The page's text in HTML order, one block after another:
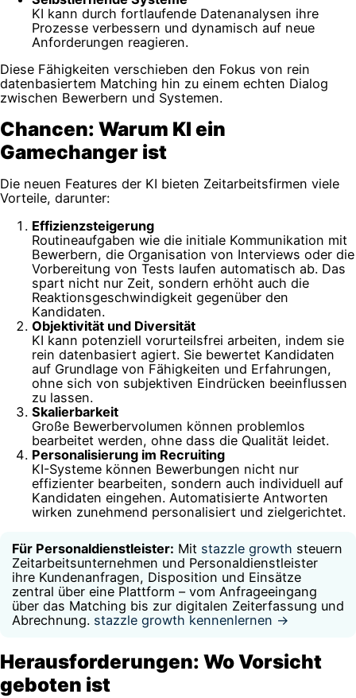
KI kann durch fortlaufende Datenanalysen ihre
Prozesse verbessern und dynamisch auf neue
Anforderungen reagieren.
Diese Fähigkeiten verschieben den Fokus von rein
datenbasiertem Matching hin zu einem echten Dialog
zwischen Bewerbern und Systemen.
Chancen: Warum KI ein
Gamechanger ist
Die neuen Features der KI bieten Zeitarbeitsfirmen viele
Vorteile, darunter:
Effizienzsteigerung
Routineaufgaben wie die initiale Kommunikation mit
Bewerbern, die Organisation von Interviews oder die
Vorbereitung von Tests laufen automatisch ab. Das
spart nicht nur Zeit, sondern erhöht auch die
Reaktionsgeschwindigkeit gegenüber den
Kandidaten.
Objektivität und Diversität
KI kann potenziell vorurteilsfrei arbeiten, indem sie
rein datenbasiert agiert. Sie bewertet Kandidaten
auf Grundlage von Fähigkeiten und Erfahrungen,
ohne sich von subjektiven Eindrücken beeinflussen
zu lassen.
Skalierbarkeit
Große Bewerbervolumen können problemlos
bearbeitet werden, ohne dass die Qualität leidet.
Personalisierung im Recruiting
KI-Systeme können Bewerbungen nicht nur
effizienter bearbeiten, sondern auch individuell auf
Kandidaten eingehen. Automatisierte Antworten
wirken zunehmend personalisiert und zielgerichtet.
Für Personaldienstleister: Mit stazzle growth steuern
Zeitarbeitsunternehmen und Personaldienstleister
ihre Kundenanfragen, Disposition und Einsätze
zentral über eine Plattform – vom Anfrageeingang
über das Matching bis zur digitalen Zeiterfassung und
Abrechnung. stazzle growth kennenlernen →
Herausforderungen: Wo Vorsicht
geboten ist